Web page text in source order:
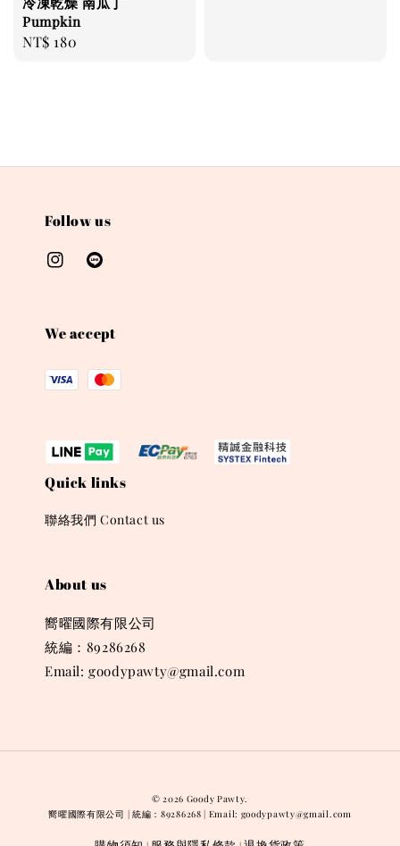
Pumpkin
Regular
NT$ 180
Follow us
We accept
Quick links
聯絡我們 Contact us
About us
嚮曜國際有限公司
統編：89286268
Email: goodypawty@gmail.com
© 2026 Goody Pawty.
嚮曜國際有限公司 | 統編：89286268 | Email: goodypawty@gmail.com